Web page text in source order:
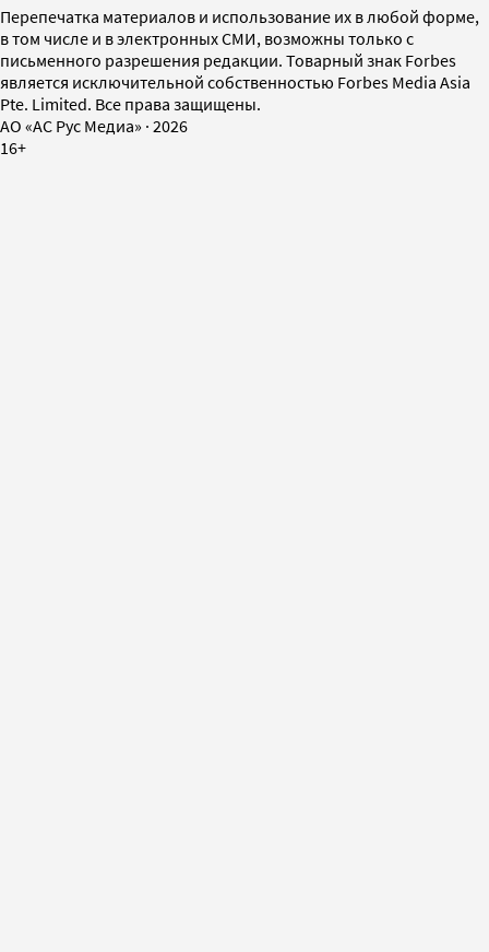
Перепечатка материалов и использование их в любой форме,
в том числе и в электронных СМИ, возможны только с
письменного разрешения редакции. Товарный знак Forbes
является исключительной собственностью Forbes Media Asia
Pte. Limited. Все права защищены.
AO «АС Рус Медиа» · 2026
16+